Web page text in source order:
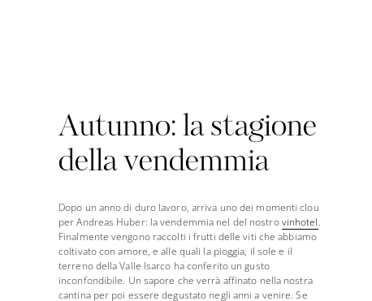
Autunno: la stagione
della vendemmia
Dopo un anno di duro lavoro, arriva uno dei momenti clou
per Andreas Huber: la vendemmia nel del nostrovinhotel.
Finalmente vengono raccolti i frutti delle viti che abbiamo
coltivato con amore, e alle quali la pioggia, il sole e il
terreno della Valle Isarco ha conferito un gusto
inconfondibile. Un sapore che verrà affinato nella nostra
cantina per poi essere degustato negli anni a venire. Se